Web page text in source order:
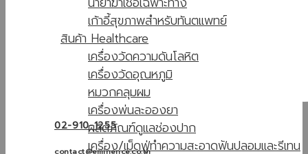
02-910-1255
เก้าอี้สุขภาพสำหรับทันตแพทย์
สินค้า Healthcare
เครื่องวัดความดันโลหิต
เครื่องวัดอุณหภูมิ
หมวกคลุมผม
เครื่องพ่นละอองยา
ผลิตภัณฑ์ดูแลช่องปาก
เครื่อง/เม็ดฟู่ทำความสะอาดฟันปลอมและรีเทน